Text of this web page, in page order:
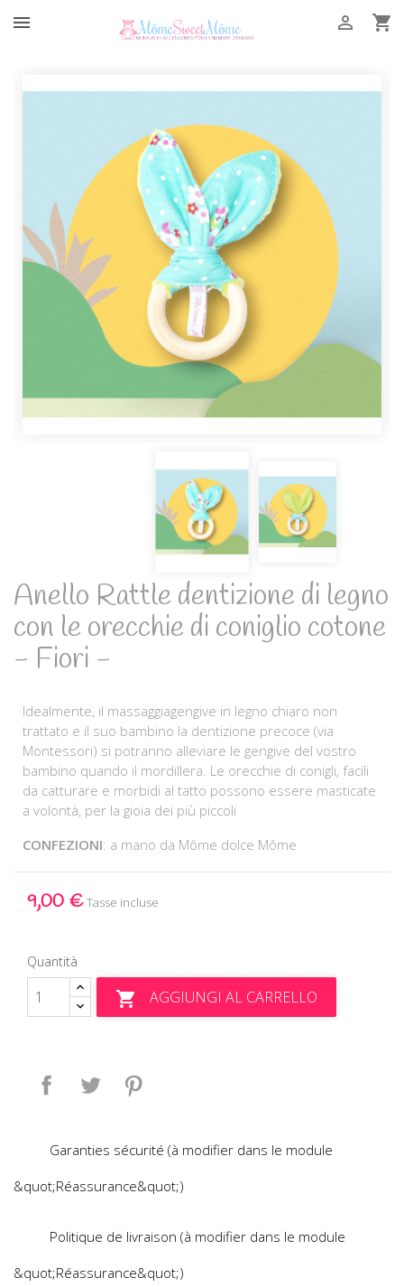
 

Anello Rattle dentizione di legno
con le orecchie di coniglio cotone
- Fiori -
Idealmente, il massaggiagengive in legno chiaro non
trattato e il suo bambino la dentizione precoce (via
Montessori) si potranno alleviare le gengive del vostro
bambino quando il mordillera. Le orecchie di conigli, facili
da catturare e morbidi al tatto possono essere masticate
a volontà, per la gioia dei più piccoli
CONFEZIONI: a mano da Môme dolce Môme
9,00 €Tasse incluse
Quantità
 AGGIUNGI AL CARRELLO
Condividi Twitta
Garanties sécurité (à modifier dans le module
&quot;Réassurance&quot;)
Politique de livraison (à modifier dans le module
&quot;Réassurance&quot;)